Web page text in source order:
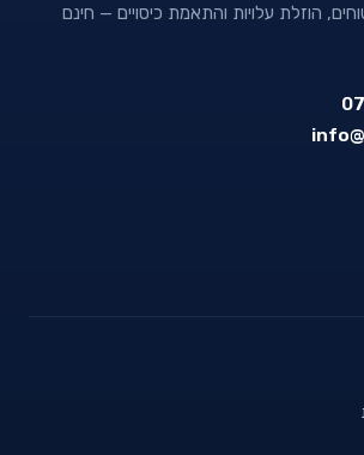
הוזלת עלויות והתאמת כיסויים — חינם